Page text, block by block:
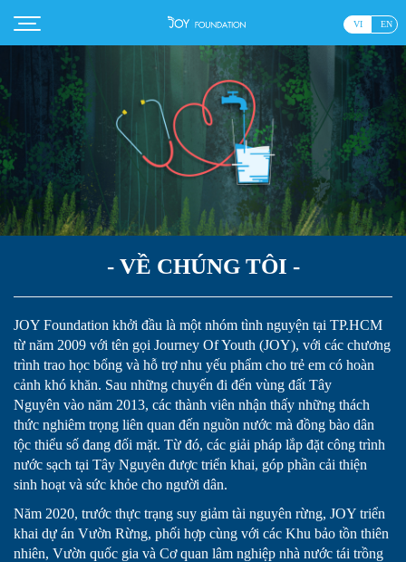
VI EN
- VỀ CHÚNG TÔI -
JOY Foundation khởi đầu là một nhóm tình nguyện tại TP.HCM
từ năm 2009 với tên gọi Journey Of Youth (JOY), với các chương
trình trao học bổng và hỗ trợ nhu yếu phẩm cho trẻ em có hoàn
cảnh khó khăn. Sau những chuyến đi đến vùng đất Tây
Nguyên vào năm 2013, các thành viên nhận thấy những thách
thức nghiêm trọng liên quan đến nguồn nước mà đồng bào dân
tộc thiểu số đang đối mặt. Từ đó, các giải pháp lắp đặt công trình
nước sạch tại Tây Nguyên được triển khai, góp phần cải thiện
sinh hoạt và sức khỏe cho người dân.
Năm 2020, trước thực trạng suy giảm tài nguyên rừng, JOY triển
khai dự án Vườn Rừng, phối hợp cùng với các Khu bảo tồn thiên
nhiên, Vườn quốc gia và Cơ quan lâm nghiệp nhà nước tái trồng